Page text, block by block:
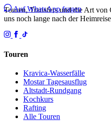
Auf WhatsApp fragen
Touren, Transfers und die Art von
uns noch lange nach der
Touren
Kravica-Wasserfälle
Mostar Tagesausflug
Altstadt-Rundgang
Kochkurs
Rafting
Alle Touren